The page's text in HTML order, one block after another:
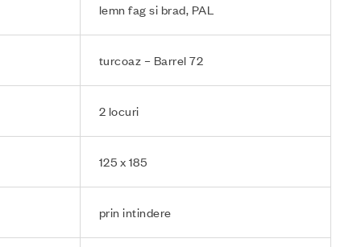
lemn fag si brad, PAL
turcoaz – Barrel 72
2 locuri
125 x 185
prin intindere